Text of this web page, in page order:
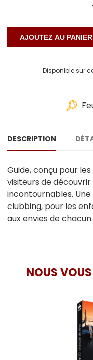
Disponible sur
DESCRIPTION
Guide, conçu pour
visiteurs de
incontournables.
clubbing, pour les
aux envies de chacun.
NOUS